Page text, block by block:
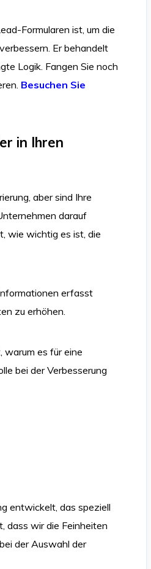
Formularen ist, um die
Er behandelt
Logik. Fangen Sie noch
Besuchen Sie
in Ihren
aber sind Ihre
darauf
wie wichtig es ist, die
erfasst
zu erhöhen.
warum es für eine
bei der Verbesserung
entwickelt, das speziell
dass wir die Feinheiten
der Auswahl der